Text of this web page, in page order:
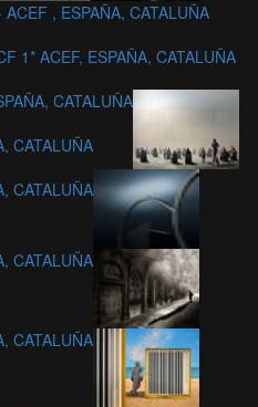
ACEF , ESPAÑA, CATALUÑA
1* ACEF, ESPAÑA, CATALUÑA
CATALUÑA
CATALUÑA
CATALUÑA
CATALUÑA
CATALUÑA